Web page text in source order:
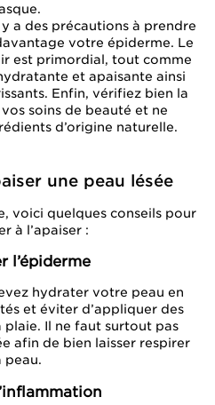
a des précautions à prendre
votre épiderme. Le
est primordial, tout comme
et apaisante ainsi
Enfin, vérifiez bien la
soins de beauté et ne
d’origine naturelle.
une peau lésée
voici quelques conseils pour
à l’apaiser :
l’épiderme
hydrater votre peau en
et éviter d’appliquer des
Il ne faut surtout pas
afin de bien laisser respirer
peau.